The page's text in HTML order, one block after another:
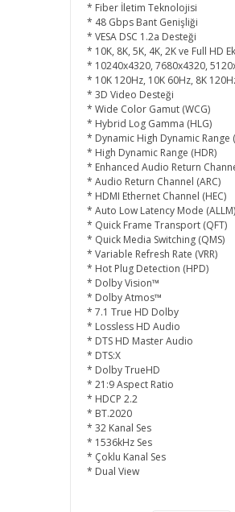
* Fiber İletim Teknolojisi
* 48 Gbps Bant Genişliği
* VESA DSC 1.2a Desteği
* 10K, 8K, 5K, 4K, 2K ve Full HD
* 10240x4320, 7680x4320,
* 10K 120Hz, 10K 60Hz, 8K
* 3D Video Desteği
* Wide Color Gamut (WCG)
* Hybrid Log Gamma (HLG)
* Dynamic High Dynamic Range
* High Dynamic Range (HDR)
* Enhanced Audio Return
* Audio Return Channel (ARC)
* HDMI Ethernet Channel (HEC)
* Auto Low Latency Mode (ALLM)
* Quick Frame Transport (QFT)
* Quick Media Switching (QMS)
* Variable Refresh Rate (VRR)
* Hot Plug Detection (HPD)
* Dolby Vision™
* Dolby Atmos™
* 7.1 True HD Dolby
* Lossless HD Audio
* DTS HD Master Audio
* DTS:X
* Dolby TrueHD
* 21:9 Aspect Ratio
* HDCP 2.2
* BT.2020
* 32 Kanal Ses
* 1536kHz Ses
* Çoklu Kanal Ses
* Dual View